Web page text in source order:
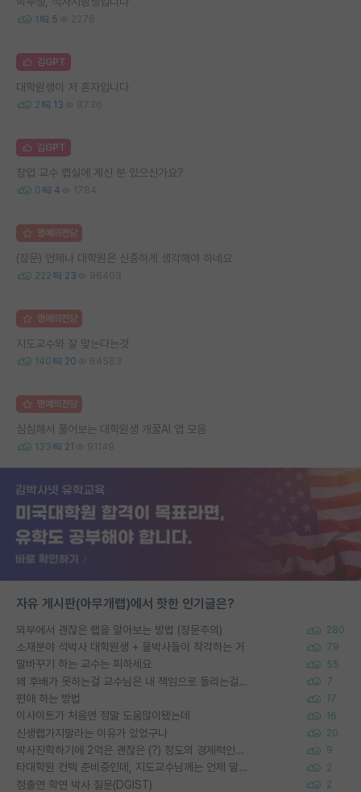
1 5 2276
김GPT
대학원생이 저 혼자입니다
2 13 8736
김GPT
창업 교수 랩실에 계신 분 있으신가요?
0 4 1784
명예의전당
(장문) 언제나 대학원은 신중하게 생각해야 하네요
222 23 96403
명예의전당
지도교수와 잘 맞는다는것
140 20 64583
명예의전당
심심해서 풀어보는 대학원생 개꿀AI 앱 모음
133 21 91149
자유 게시판(아무개랩)에서 핫한 인기글은?
외부에서 괜찮은 랩을 알아보는 방법 (장문주의) 280
소재분야 석박사 대학원생 + 물박사들이 착각하는 거 79
말바꾸기 하는 교수는 피하세요 55
왜 후배가 못하는걸 교수님은 내 책임으로 돌리는걸까요? 7
편애 하는 방법 17
이사이트가 처음엔 정말 도움많이됐는데 16
신생랩가지말라는 이유가 있었구나 20
박사진학하기에 2억은 괜찮은 (?) 정도의 경제력인가요 9
타대학원 컨텍 준비중인데, 지도교수님께는 언제 말씀드려야 할까요? 2
정출연 학연 박사 질문(DGIST) 2